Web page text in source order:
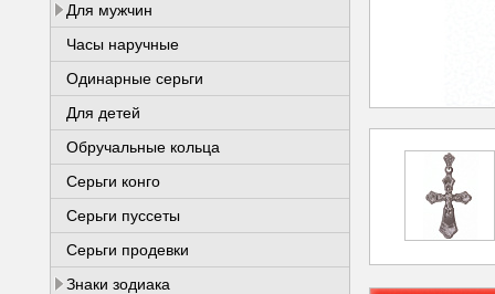
Для мужчин
Часы наручные
Одинарные серьги
Для детей
Обручальные кольца
Серьги конго
Серьги пуссеты
Серьги продевки
Знаки зодиака